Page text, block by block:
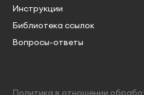
Инструкции
Библиотека ссылок
Вопросы-ответы
Политика в отношении